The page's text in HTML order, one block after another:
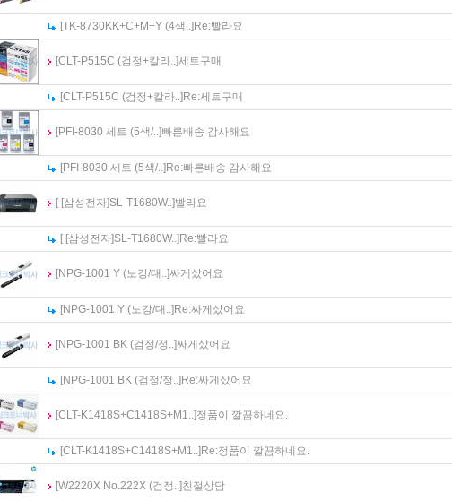
[TK-8730KK+C+M+Y (4색..] Re:빨라요
[CLT-P515C (검정+칼라..]세트구매
[CLT-P515C (검정+칼라..] Re:세트구매
[PFI-8030 세트 (5색/..]빠른배송 감사해요
[PFI-8030 세트 (5색/..] Re:빠른배송 감사해요
[ [삼성전자]SL-T1680W..]빨라요
[ [삼성전자]SL-T1680W..] Re:빨라요
[NPG-1001 Y (노강/대..]싸게샀어요
[NPG-1001 Y (노강/대..] Re:싸게샀어요
[NPG-1001 BK (검정/정..]싸게샀어요
[NPG-1001 BK (검정/정..] Re:싸게샀어요
[CLT-K1418S+C1418S+M1..]정품이 깔끔하네요.
[CLT-K1418S+C1418S+M1..] Re:정품이 깔끔하네요.
[W2220X No.222X (검정..]친절상담